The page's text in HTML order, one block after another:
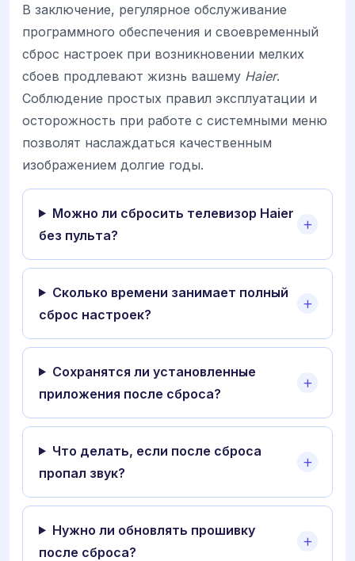
В заключение, регулярное обслуживание
программного обеспечения и своевременный
сброс настроек при возникновении мелких
сбоев продлевают жизнь вашему Haier.
Соблюдение простых правил эксплуатации и
осторожность при работе с системными меню
позволят наслаждаться качественным
изображением долгие годы.
Можно ли сбросить телевизор Haier
без пульта?
Сколько времени занимает полный
сброс настроек?
Сохранятся ли установленные
приложения после сброса?
Что делать, если после сброса
пропал звук?
Нужно ли обновлять прошивку
после сброса?